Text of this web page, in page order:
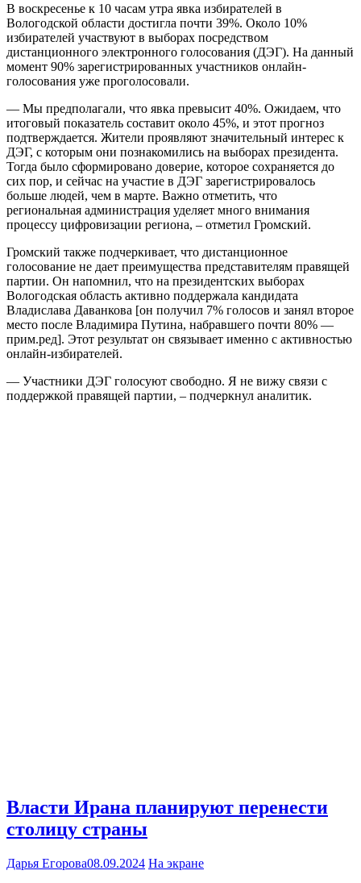
В воскресенье к 10 часам утра явка избирателей в
Вологодской области достигла почти 39%. Около 10%
избирателей участвуют в выборах посредством
дистанционного электронного голосования (ДЭГ). На данный
момент 90% зарегистрированных участников онлайн-
голосования уже проголосовали.
— Мы предполагали, что явка превысит 40%. Ожидаем, что
итоговый показатель составит около 45%, и этот прогноз
подтверждается. Жители проявляют значительный интерес к
ДЭГ, с которым они познакомились на выборах президента.
Тогда было сформировано доверие, которое сохраняется до
сих пор, и сейчас на участие в ДЭГ зарегистрировалось
больше людей, чем в марте. Важно отметить, что
региональная администрация уделяет много внимания
процессу цифровизации региона, – отметил Громский.
Громский также подчеркивает, что дистанционное
голосование не дает преимущества представителям правящей
партии. Он напомнил, что на президентских выборах
Вологодская область активно поддержала кандидата
Владислава Даванкова [он получил 7% голосов и занял второе
место после Владимира Путина, набравшего почти 80% —
прим.ред]. Этот результат он связывает именно с активностью
онлайн-избирателей.
— Участники ДЭГ голосуют свободно. Я не вижу связи с
поддержкой правящей партии, – подчеркнул аналитик.
Власти Ирана планируют перенести
столицу страны
Дарья Егорова08.09.2024 На экране